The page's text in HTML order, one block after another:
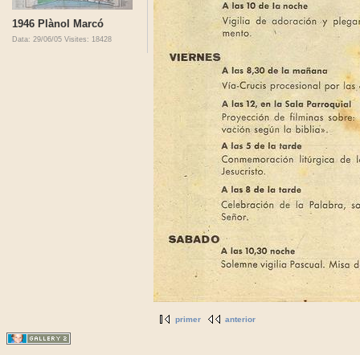
1946 Plànol Marcó
Data: 29/06/05 Visites: 18428
primer anterior